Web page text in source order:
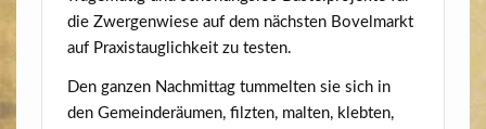
die Zwer­gen­wie­se auf dem nächs­ten Bovel­markt
auf Pra­xis­taug­lich­keit zu testen.
Den gan­zen Nach­mit­tag tum­mel­ten sie sich in
den Gemein­de­räu­men, filz­ten, mal­ten, kleb­ten,